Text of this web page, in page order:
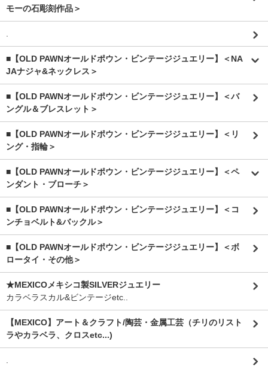
モーの石彫刻作品＞
.
■【OLD PAWNオールドポウン・ビンテージジュエリー】＜NA
JAナジャ&ネックレス＞
■【OLD PAWNオールドポウン・ビンテージジュエリー】＜バ
ングル＆ブレスレット＞
■【OLD PAWNオールドポウン・ビンテージジュエリー】＜リ
ング・指輪＞
■【OLD PAWNオールドポウン・ビンテージジュエリー】＜ペ
ンダント・ブローチ＞
■【OLD PAWNオールドポウン・ビンテージジュエリー】＜コ
ンチョベルト&バックル＞
■【OLD PAWNオールドポウン・ビンテージジュエリー】＜ボ
ロータイ・その他＞
★MEXICOメキシコ製SILVERジュエリー
カラベラスカル&ビンテージetc..
【MEXICO】アート＆クラフト/陶芸・金属工芸（チリのリスト
ラやカラベラ、クロスetc...)
.